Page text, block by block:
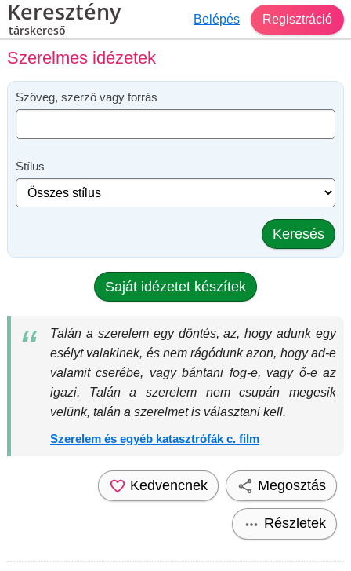
Keresztény
társkereső
Belépés Regisztráció
Szerelmes idézetek
Szöveg, szerző vagy forrás
Stílus
Keresés
Saját idézetet készítek
Talán a szerelem egy döntés, az, hogy adunk egy
esélyt valakinek, és nem rágódunk azon, hogy ad-e
valamit cserébe, vagy bántani fog-e, vagy ő-e az
igazi. Talán a szerelem nem csupán megesik
velünk, talán a szerelmet is választani kell.
Szerelem és egyéb katasztrófák c. film
Kedvencnek Megosztás
Részletek